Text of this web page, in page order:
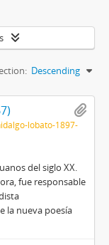
Descending
lobato-1897-
del siglo XX.
fue responsable
la nueva poesía